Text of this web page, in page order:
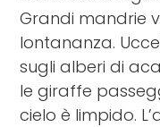
Grandi mandrie
lontananza.
sugli alberi di
le giraffe
cielo è limpido.